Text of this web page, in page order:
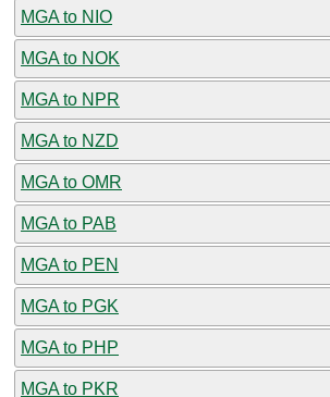
MGA to NIO
MGA to NOK
MGA to NPR
MGA to NZD
MGA to OMR
MGA to PAB
MGA to PEN
MGA to PGK
MGA to PHP
MGA to PKR